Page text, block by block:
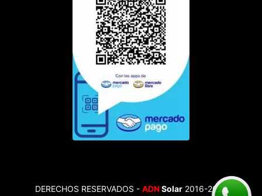
DERECHOS RESERVADOS - ADNSolar2016-2025